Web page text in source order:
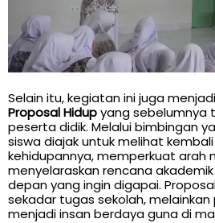
Selain itu, kegiatan ini juga
Proposal Hidupyang sebelumnya
peserta didik. Melalui bimbingan
siswa diajak untuk melihat
kehidupannya, memperkuat arah
menyelaraskan rencana
depan yang ingin digapai.
sekadar tugas sekolah,
menjadi insan berdaya guna di